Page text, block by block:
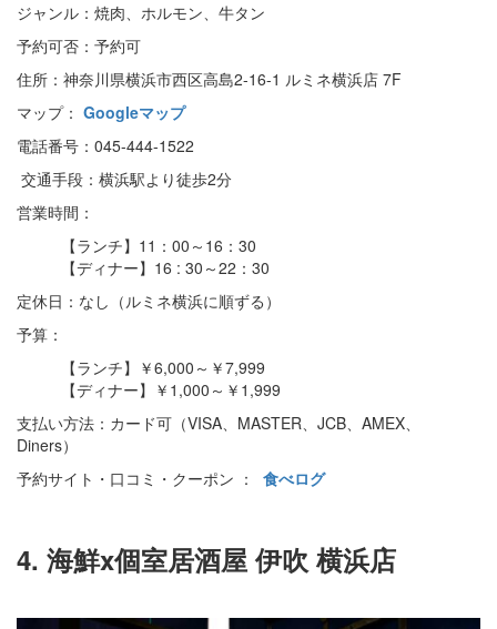
ジャンル：焼肉、ホルモン、牛タン
予約可否：予約可
住所：神奈川県横浜市西区高島2-16-1 ルミネ横浜店 7F
マップ： Googleマップ
電話番号：045-444-1522
交通手段：横浜駅より徒歩2分
営業時間：
【ランチ】11：00～16：30
【ディナー】16 : 30～22：30
定休日：なし（ルミネ横浜に順ずる）
予算：
【ランチ】￥6,000～￥7,999
【ディナー】￥1,000～￥1,999
支払い方法：カード可（VISA、MASTER、JCB、AMEX、
Diners）
予約サイト・口コミ・クーポン ： 食べログ
4. 海鮮x個室居酒屋 伊吹 横浜店